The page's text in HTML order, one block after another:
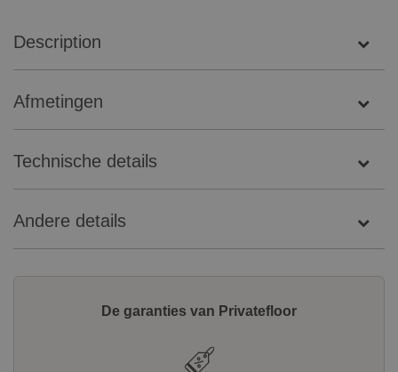
Description
Afmetingen
Technische details
Andere details
De garanties van Privatefloor